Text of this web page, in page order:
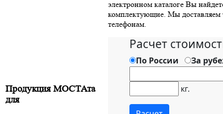
Продукция МОСТАта
для
электронном каталоге Вы
комплектующие. Мы доставляем
телефонам.